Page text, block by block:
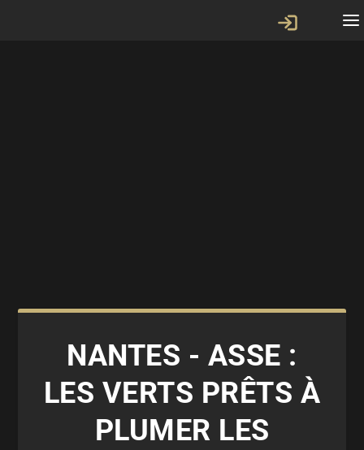
NANTES - ASSE :
LES VERTS PRÊTS À
PLUMER LES